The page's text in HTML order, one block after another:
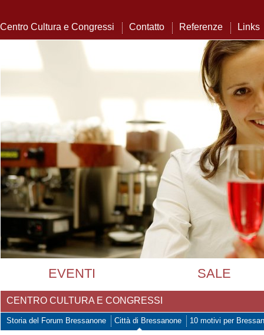
Centro Cultura e Congressi Contatto Referenze Links
EVENTI SALE
CENTRO CULTURA E CONGRESSI
Storia del Forum Bressanone Città di Bressanone 10 motivi per